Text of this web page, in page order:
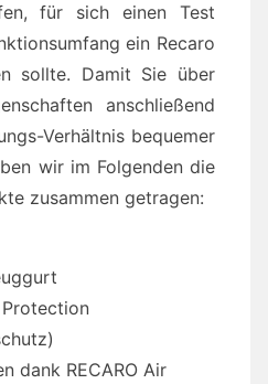
für sich einen Test
ein Recaro
sollte. Damit Sie über
anschließend
Verhältnis bequemer
wir im Folgenden die
zusammen getragen:
dank RECARO Air